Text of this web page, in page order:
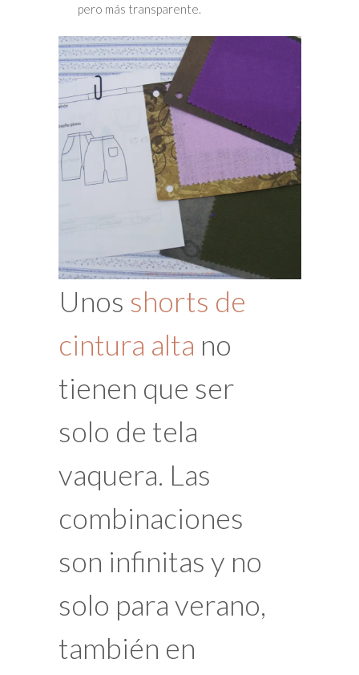
pero más transparente.
Unos shorts de
cintura alta no
tienen que ser
solo de tela
vaquera. Las
combinaciones
son infinitas y no
solo para verano,
también en